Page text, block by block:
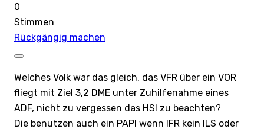
0
Stimmen
Rückgängig machen
Welches Volk war das gleich, das VFR über ein VOR
fliegt mit Ziel 3,2 DME unter Zuhilfenahme eines
ADF, nicht zu vergessen das HSI zu beachten?
Die benutzen auch ein PAPI wenn IFR kein ILS oder